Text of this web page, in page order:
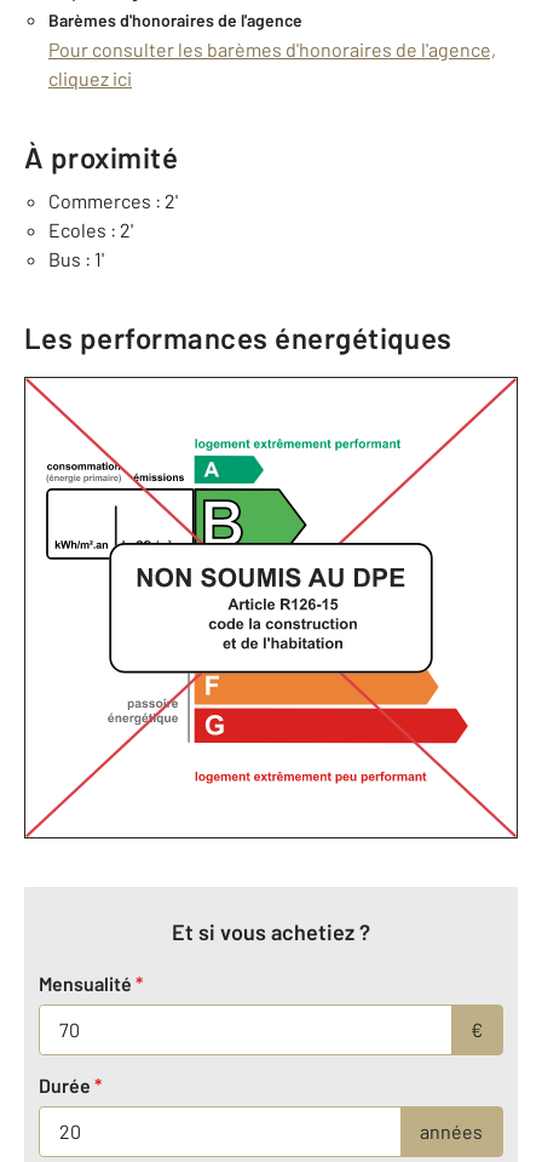
Barèmes d'honoraires de l'agence
Pour consulter les barèmes d'honoraires de l'agence,
cliquez ici
À proximité
Commerces : 2'
Ecoles : 2'
Bus : 1'
Les performances énergétiques
Et si vous achetiez ?
Mensualité *
€
Durée *
années